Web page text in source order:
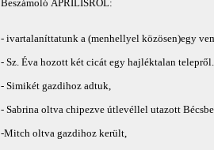
Beszámoló ÁPRILISRÓL:
- ivartalaníttatunk a (menhellyel közösen)egy
- Sz. Éva hozott két cicát egy hajléktalan
- Simikét gazdihoz adtuk,
- Sabrina oltva chipezve útlevéllel utazott
-Mitch oltva gazdihoz került,